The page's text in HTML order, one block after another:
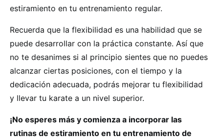
estiramiento en tu entrenamiento regular.
Recuerda que la flexibilidad es una habilidad que se
puede desarrollar con la práctica constante. Así que
no te desanimes si al principio sientes que no puedes
alcanzar ciertas posiciones, con el tiempo y la
dedicación adecuada, podrás mejorar tu flexibilidad
y llevar tu karate a un nivel superior.
¡No esperes más y comienza a incorporar las
rutinas de estiramiento en tu entrenamiento de